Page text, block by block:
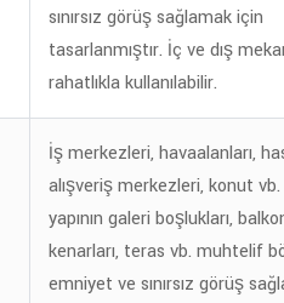
sınırsız görüş sağlamak için
tasarlanmıştır. İç ve dış
rahatlıkla kullanılabilir.
İş merkezleri, havaalanları,
alışveriş merkezleri, konut
yapının galeri boşlukları,
kenarları, teras vb. muhtelif
emniyet ve sınırsız görüş